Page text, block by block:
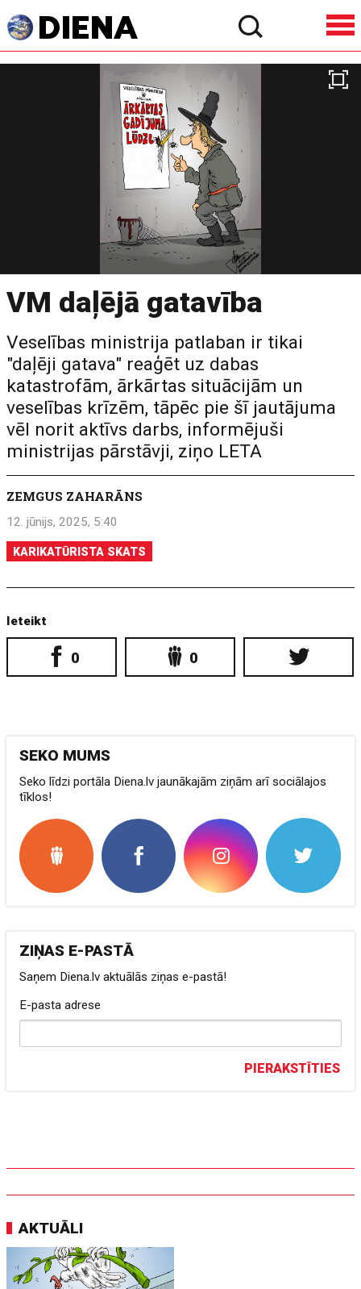
VM daļējā gatavība
Veselības ministrija patlaban ir tikai
"daļēji gatava" reaģēt uz dabas
katastrofām, ārkārtas situācijām un
veselības krīzēm, tāpēc pie šī jautājuma
vēl norit aktīvs darbs, informējuši
ministrijas pārstāvji, ziņo LETA
ZEMGUS ZAHARĀNS
12. jūnijs, 2025, 5:40
KARIKATŪRISTA SKATS
Ieteikt
0 0
SEKO MUMS
Seko līdzi portāla Diena.lv jaunākajām ziņām arī sociālajos
tīklos!
ZIŅAS E-PASTĀ
Saņem Diena.lv aktuālās ziņas e-pastā!
E-pasta adrese
PIERAKSTĪTIES
AKTUĀLI